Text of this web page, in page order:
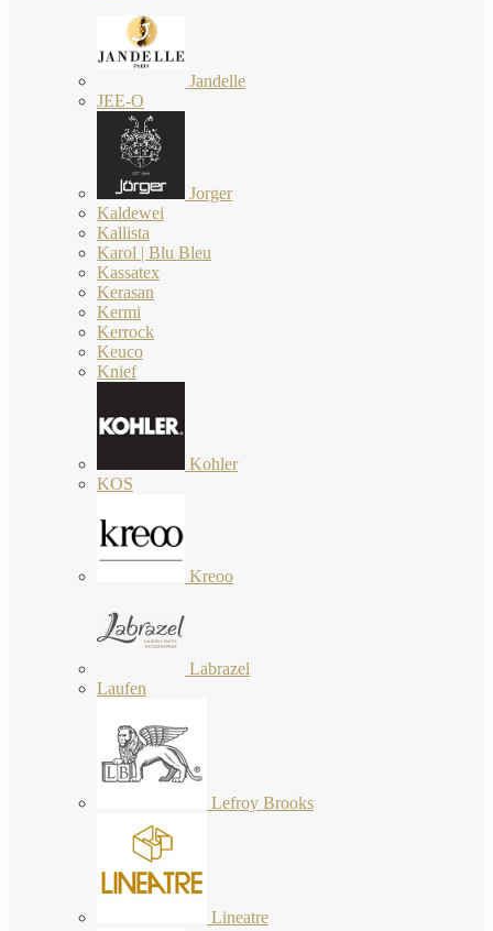
Jandelle
JEE-O
Jorger
Kaldewei
Kallista
Karol | Blu Bleu
Kassatex
Kerasan
Kermi
Kerrock
Keuco
Knief
Kohler
KOS
Kreoo
Labrazel
Laufen
Lefroy Brooks
Lineatre